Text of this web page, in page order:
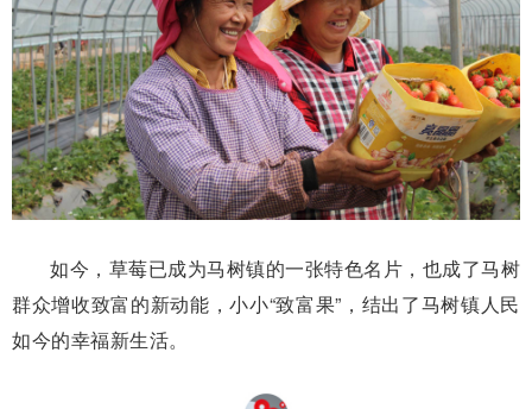
如今，草莓已成为马树镇的一张特色名片，也成了马树
群众增收致富的新动能，小小“致富果”，结出了马树镇人民
如今的幸福新生活。